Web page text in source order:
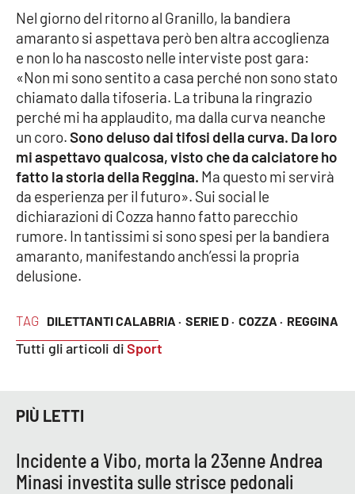
Sport
RUBRICHE
Good Morning Vietnam
Parchi Marini Calabria
Leggendo Alvaro insieme
Imprese Di Calabria
Le perfidie di Antonella Grippo
LaC OnAir
TAG DILETTANTI CALABRIA · SERIE D · COZZA · REGGINA
Tutti gli articoli diSport
Nel giorno del ritorno al Granillo, la bandiera
amaranto si aspettava però ben altra accoglienza
e non lo ha nascosto nelle interviste post gara:
«Non mi sono sentito a casa perché non sono stato
chiamato dalla tifoseria. La tribuna la ringrazio
perché mi ha applaudito, ma dalla curva neanche
un coro.Sono deluso dai tifosi della curva. Da loro
mi aspettavo qualcosa, visto che da calciatore ho
fatto la storia della Reggina. Ma questo mi servirà
da esperienza per il futuro». Sui social le
dichiarazioni di Cozza hanno fatto parecchio
rumore. In tantissimi si sono spesi per la bandiera
amaranto, manifestando anch’essi la propria
delusione.
PIÙ LETTI
Incidente a Vibo, morta la 23enne Andrea
Minasi investita sulle strisce pedonali